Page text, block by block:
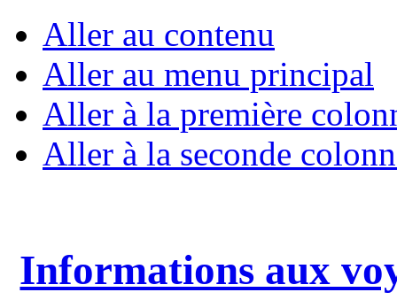
Aller au contenu
Aller au menu principal
Aller à la première
Aller à la seconde
Informations aux